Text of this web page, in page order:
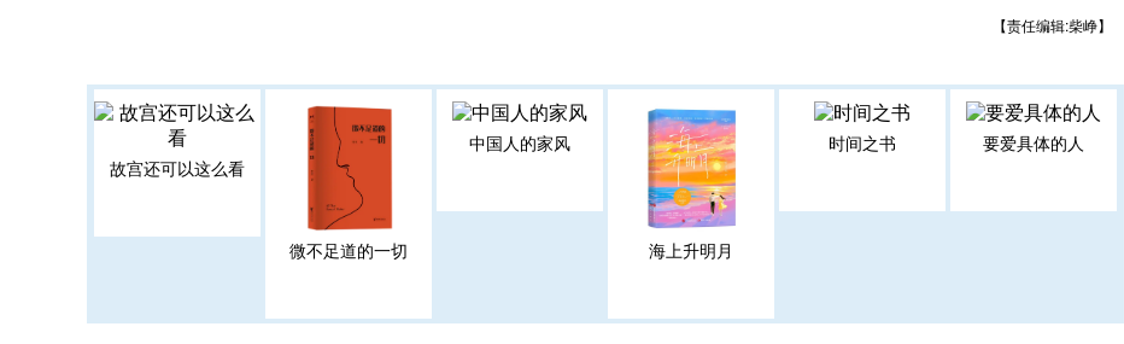
【责任编辑:柴峥】
故宫还可以这么看
微不足道的一切
中国人的家风
海上升明月
时间之书 要爱具体的人